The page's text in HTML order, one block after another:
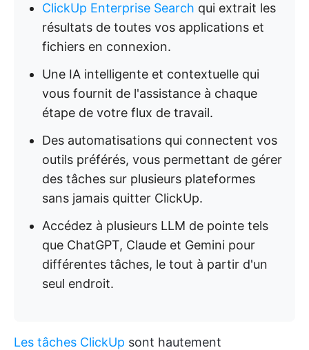
ClickUp Enterprise Search qui extrait les
résultats de toutes vos applications et
fichiers en connexion.
Une IA intelligente et contextuelle qui
vous fournit de l'assistance à chaque
étape de votre flux de travail.
Des automatisations qui connectent vos
outils préférés, vous permettant de gérer
des tâches sur plusieurs plateformes
sans jamais quitter ClickUp.
Accédez à plusieurs LLM de pointe tels
que ChatGPT, Claude et Gemini pour
différentes tâches, le tout à partir d'un
seul endroit.
Les tâches ClickUp sont hautement